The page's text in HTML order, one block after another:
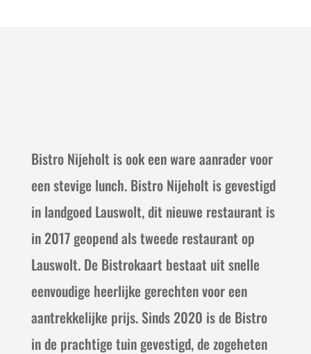
Bistro Nijeholt is ook een ware aanrader voor
een stevige lunch. Bistro Nijeholt is gevestigd
in landgoed Lauswolt, dit nieuwe restaurant is
in 2017 geopend als tweede restaurant op
Lauswolt. De Bistrokaart bestaat uit snelle
eenvoudige heerlijke gerechten voor een
aantrekkelijke prijs. Sinds 2020 is de Bistro
in de prachtige tuin gevestigd, de zogeheten